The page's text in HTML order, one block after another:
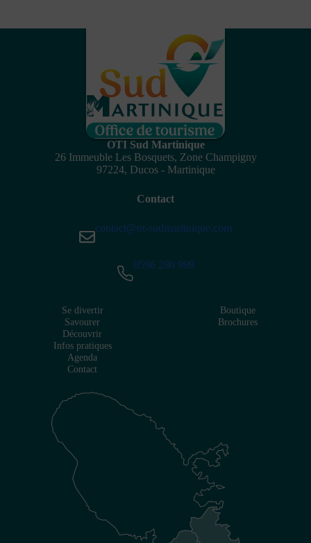
OTI Sud Martinique
26 Immeuble Les Bosquets, Zone Champigny
97224, Ducos - Martinique
Contact
contact@ot-sudmartinique.com
0596 280 999
Se divertir
Savourer
Découvrir
Infos pratiques
Agenda
Contact
Boutique
Brochures